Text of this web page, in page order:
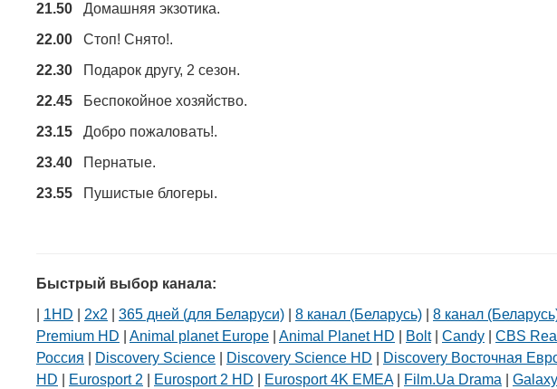
21.50 Домашняя экзотика.
22.00 Стоп! Снято!.
22.30 Подарок другу, 2 сезон.
22.45 Беспокойное хозяйство.
23.15 Добро пожаловать!.
23.40 Пернатые.
23.55 Пушистые блогеры.
Быстрый выбор канала:
1HD 2х2 365 дней (для Беларуси) 8 канал (Беларусь) 8 канал
Premium HD
Animal planet Europe Animal Planet HD Bolt| Candy CBS
Россия
Discovery Science Discovery Science HD Discovery Восточная
HD
Eurosport 2 Eurosport 2 HD Eurosport 4K EMEA| Film.Ua Drama